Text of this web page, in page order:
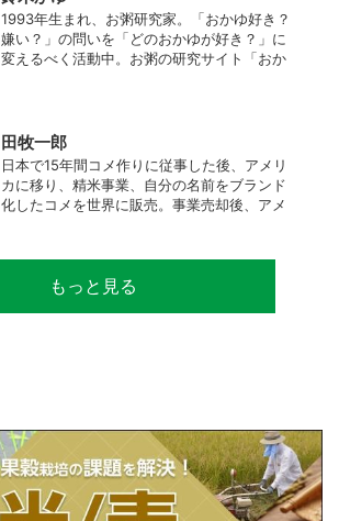
向けている。プロフィール写真 ©杉山晃造
1993年生まれ、お粥研究家。「おかゆ好き？
嫌い？」の問いを「どのおかゆが好き？」に
変えるべく活動中。お粥の研究サイト「おか
田牧一郎
日本で15年間コメ作りに従事した後、アメリ
カに移り、精米事業、自分の名前をブランド
化したコメを世界に販売。事業売却後、アメ
サルティングとして関わり、企業などの依頼
で世界12カ国の良質米生産可能産地を訪問調
もっと見る